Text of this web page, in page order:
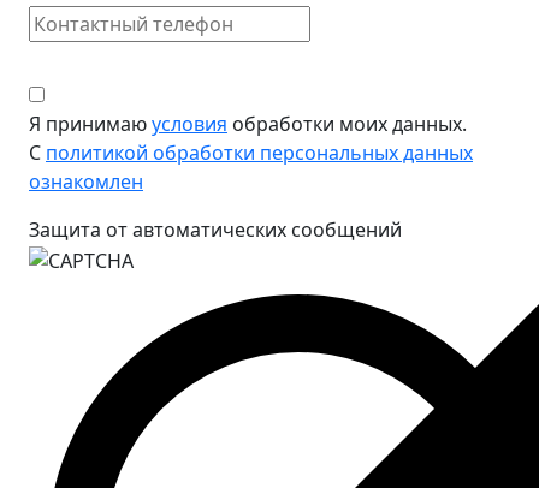
Я принимаюусловия обработки моих данных.
С политикой обработки персональных данных
ознакомлен
Защита от автоматических сообщений